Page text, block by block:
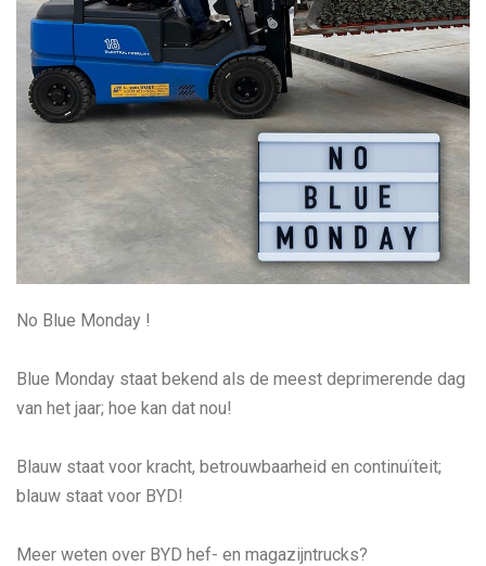
No Blue Monday !
Blue Monday staat bekend als de meest deprimerende dag
van het jaar; hoe kan dat nou!
Blauw staat voor kracht, betrouwbaarheid en continuïteit;
blauw staat voor BYD!
Meer weten over BYD hef- en magazijntrucks?